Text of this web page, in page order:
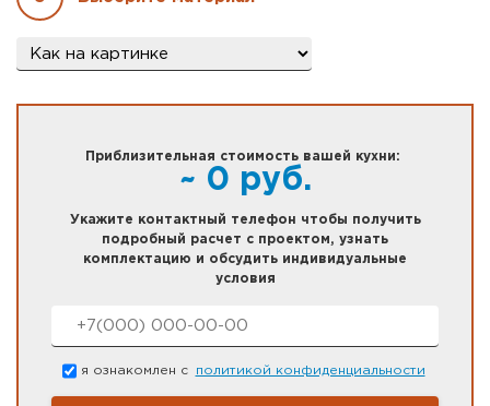
Материал*
Приблизительная стоимость вашей кухни:
~ 0 руб.
Укажите контактный телефон чтобы получить
подробный расчет с проектом, узнать
комплектацию и обсудить индивидуальные
условия
Номер телефона*
Согласие*
я ознакомлен с политикой конфиденциальности